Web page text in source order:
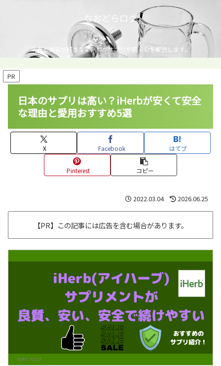
なおどらログ
栄養と美容が好きな薬剤師がサプリや筋トレを解説します。
PR
日本のサプリは高い？iHerbが安くて安全
な理由と愛用おすすめ5選
X Facebook はてブ
Pinterest コピー
2022.03.04 2026.06.25
【PR】この記事には広告を含む場合があります。